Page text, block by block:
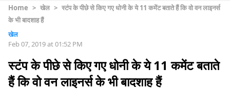
Home > खेल > स्टंप के पीछे से किए गए धोनी के ये 11 कमेंट बताते हैं कि वो वन लाइनर्स
के भी बादशाह हैं
खेल
Feb 07, 2019 at 01:52 PM
स्टंप के पीछे से किए गए धोनी के ये 11 कमेंट बताते
हैं कि वो वन लाइनर्स के भी बादशाह हैं